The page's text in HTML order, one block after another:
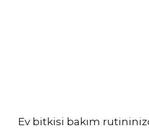
Ev bitkisi bakım